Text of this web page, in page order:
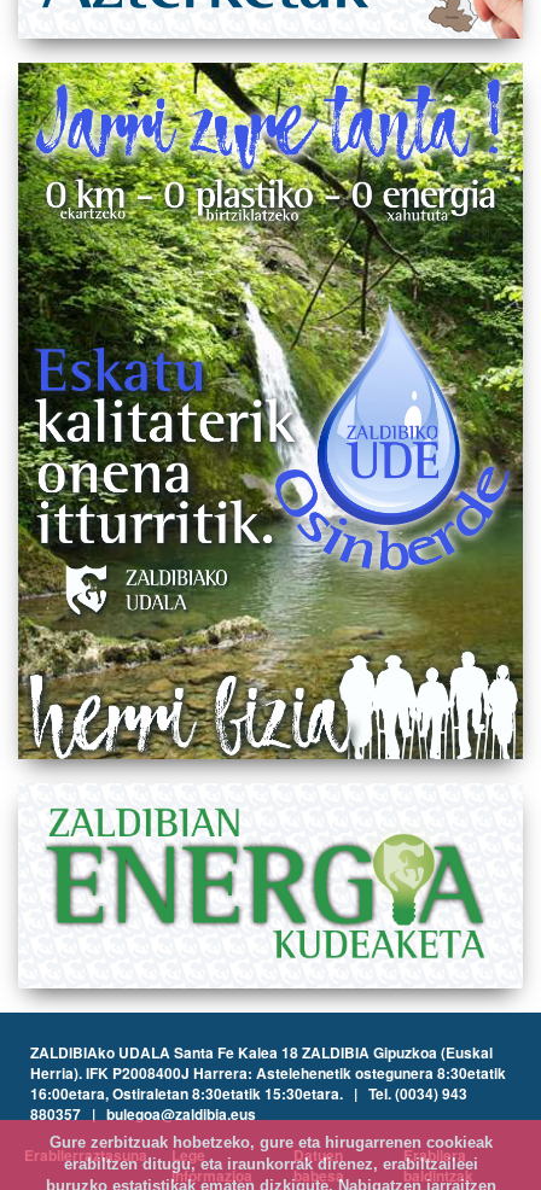
ZALDIBIAko UDALA Santa Fe Kalea 18 ZALDIBIA Gipuzkoa (Euskal
Herria). IFK P2008400J Harrera: Astelehenetik ostegunera 8:30etatik
16:00etara, Ostiraletan 8:30etatik 15:30etara. | Tel. (0034) 943
880357 | bulegoa@zaldibia.eus
Erabilerraztasuna
Lege
informazioa
Datuen
babesa
Erabilera
baldintzak
Gure zerbitzuak hobetzeko, gure eta hirugarrenen cookieak
erabiltzen ditugu, eta iraunkorrak direnez, erabiltzaileei
buruzko estatistikak ematen dizkigute. Nabigatzen jarraitzen